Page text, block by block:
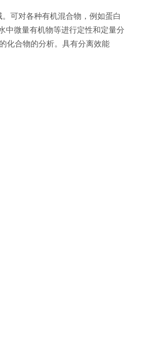
可对各种有机混合物，例如蛋白
中微量有机物等进行定性和定量分
化合物的分析。具有分离效能